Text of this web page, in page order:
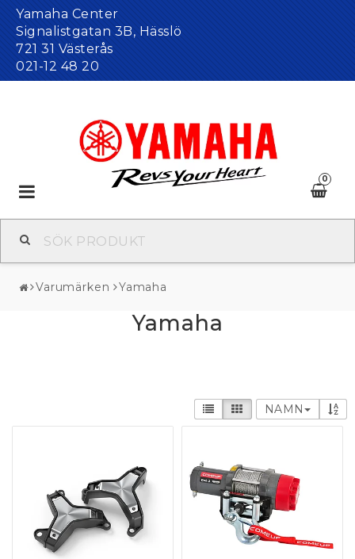
Yamaha Center
Signalistgatan 3B, Hässlö
721 31 Västerås
021-12 48 20
0
Toggle
navigation
Varumärken Yamaha
Yamaha
NAMN